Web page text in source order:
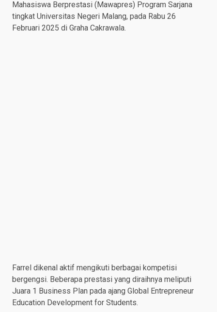
Mahasiswa Berprestasi (Mawapres) Program Sarjana
tingkat Universitas Negeri Malang, pada Rabu 26
Februari 2025 di Graha Cakrawala.
Farrel dikenal aktif mengikuti berbagai kompetisi
bergengsi. Beberapa prestasi yang diraihnya meliputi
Juara 1 Business Plan pada ajang Global Entrepreneur
Education Development for Students.